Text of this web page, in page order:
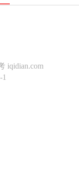
iqidian.com